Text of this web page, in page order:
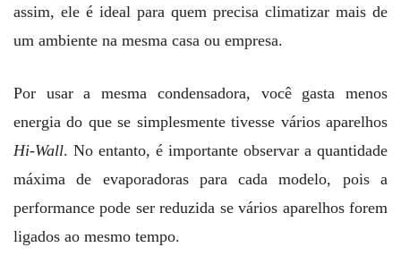
assim, ele é ideal para quem precisa climatizar mais de
um ambiente na mesma casa ou empresa.
Por usar a mesma condensadora, você gasta menos
energia do que se simplesmente tivesse vários aparelhos
Hi-Wall. No entanto, é importante observar a quantidade
máxima de evaporadoras para cada modelo, pois a
performance pode ser reduzida se vários aparelhos forem
ligados ao mesmo tempo.